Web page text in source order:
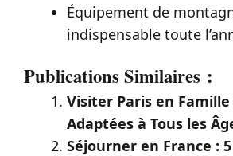
Équipement de
indispensable toute
Publications Similaires :
Visiter Paris en
Adaptées à Tous les
Séjourner en France :